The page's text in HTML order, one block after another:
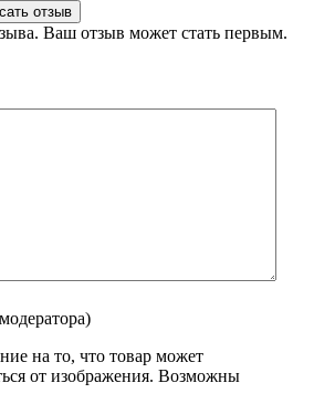
Ваш отзыв может стать первым.
на то, что товар может
от изображения. Возможны